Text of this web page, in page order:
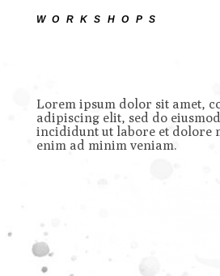
WORKSHOPS
Lorem ipsum dolor sit amet,
adipiscing elit, sed do
incididunt ut labore et dolore
enim ad minim veniam.